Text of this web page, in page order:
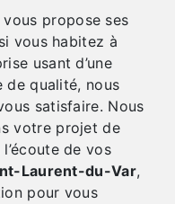
vous propose ses
vous habitez à
usant d’une
de qualité, nous
satisfaire. Nous
votre projet de
de vos
Laurent-du-Var,
pour vous